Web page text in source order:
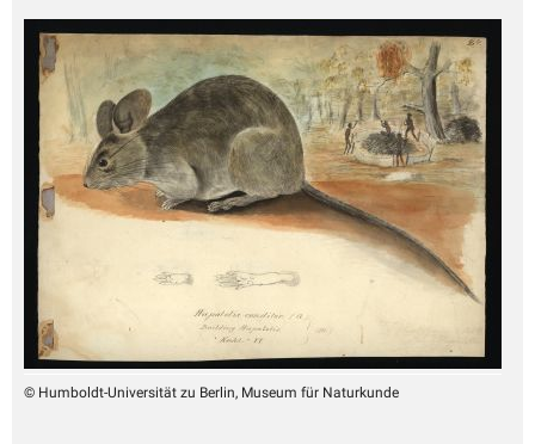
© Humboldt-Universität zu Berlin, Museum für Naturkunde